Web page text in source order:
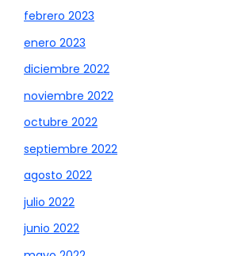
febrero 2023
enero 2023
diciembre 2022
noviembre 2022
octubre 2022
septiembre 2022
agosto 2022
julio 2022
junio 2022